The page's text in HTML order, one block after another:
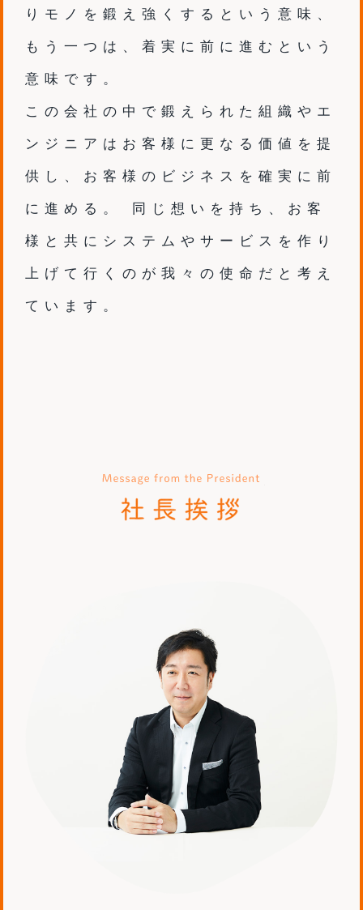
り モノを鍛え強くするという意味、
もう一つは、着実に前に進むという​
意味です。
この会社の中で鍛えられた組織​やエ
ンジニア​は お客様に更なる価値を提
供し、 お客様のビジネスを確実に前
に進める​。 同じ想いを持ち、お客
様と​共に システムやサービスを作り
上げて行​くのが 我々の使命だと考え
ています。